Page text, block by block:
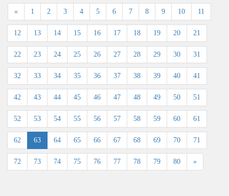
« 1 2 3 4 5 6 7 8 9 10 11
12 13 14 15 16 17 18 19 20 21
22 23 24 25 26 27 28 29 30 31
32 33 34 35 36 37 38 39 40 41
42 43 44 45 46 47 48 49 50 51
52 53 54 55 56 57 58 59 60 61
62 63 64 65 66 67 68 69 70 71
72 73 74 75 76 77 78 79 80 »